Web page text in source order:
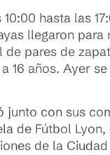
hasta las
llegaron
pares de
16 años. Ayer
junto con sus
de Fútbol
de la